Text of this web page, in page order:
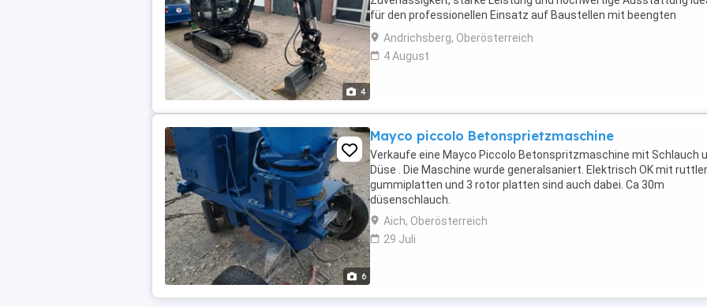
4
für den professionellen Einsatz auf Baustellen mit beengten
Platzverhältnissen. Technische Daten & Ausstattung: Baujahr: ...
Andrichsberg, Oberösterreich
4 August
6
Mayco piccolo Betonsprietzmaschine
Verkaufe eine Mayco Piccolo Betonspritzmaschine mit Schlauch
Düse . Die Maschine wurde generalsaniert. Elektrisch OK mit
gummiplatten und 3 rotor platten sind auch dabei. Ca 30m
düsenschlauch.
Aich, Oberösterreich
29 Juli